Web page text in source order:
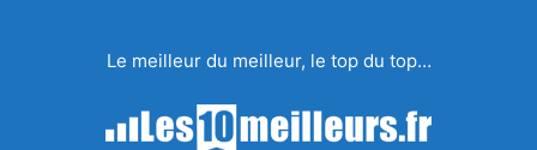
Le meilleur du meilleur, le top du top…